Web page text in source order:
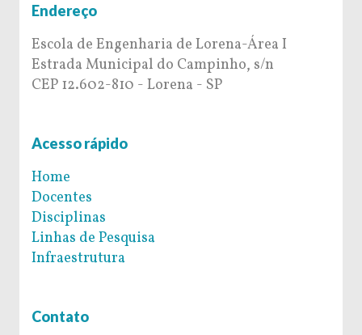
Endereço
Escola de Engenharia de Lorena-Área I
Estrada Municipal do Campinho, s/n
CEP 12.602-810 - Lorena - SP
Acesso rápido
Home
Docentes
Disciplinas
Linhas de Pesquisa
Infraestrutura
Contato